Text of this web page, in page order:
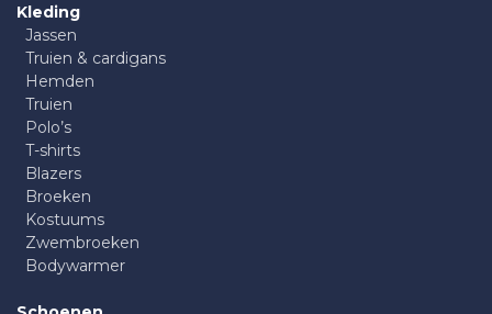
Kleding
Jassen
Truien & cardigans
Hemden
Truien
Polo’s
T-shirts
Blazers
Broeken
Kostuums
Zwembroeken
Bodywarmer